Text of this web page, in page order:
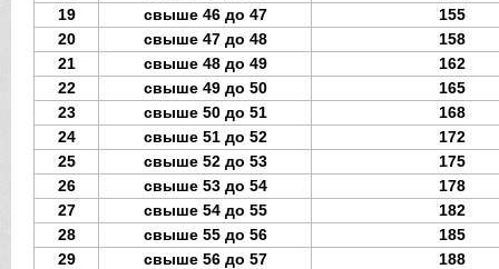
19
свыше 46 до 47
155
20
свыше 47 до 48
158
21
свыше 48 до 49
162
22
свыше 49 до 50
165
23
свыше 50 до 51
168
24
свыше 51 до 52
172
25
свыше 52 до 53
175
26
свыше 53 до 54
178
27
свыше 54 до 55
182
28
свыше 55 до 56
185
29
свыше 56 до 57
188